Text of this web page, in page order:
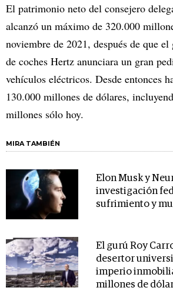
El patrimonio neto del consejero
alcanzó un máximo de 320.000
noviembre de 2021, después de que
de coches Hertz anunciara un gran
vehículos eléctricos. Desde entonces
130.000 millones de dólares,
millones sólo hoy.
MIRA TAMBIÉN
Elon Musk y
investigación
sufrimiento y
El gurú Roy
desertor
imperio
millones de